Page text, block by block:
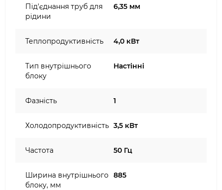
Під'єднання труб для
рідини
6,35 мм
Теплопродуктивність 4,0 кВт
Тип внутрішнього
блоку
Настінні
Фазність 1
Холодопродуктивність 3,5 кВт
Частота 50 Гц
Ширина внутрішнього
блоку, мм
885